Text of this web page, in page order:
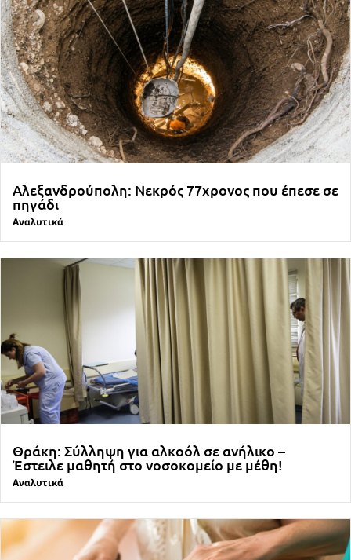
Αλεξανδρούπολη: Νεκρός 77χρονος που έπεσε σε
πηγάδι
Αναλυτικά
Θράκη: Σύλληψη για αλκοόλ σε ανήλικο –
Έστειλε μαθητή στο νοσοκομείο με μέθη!
Αναλυτικά